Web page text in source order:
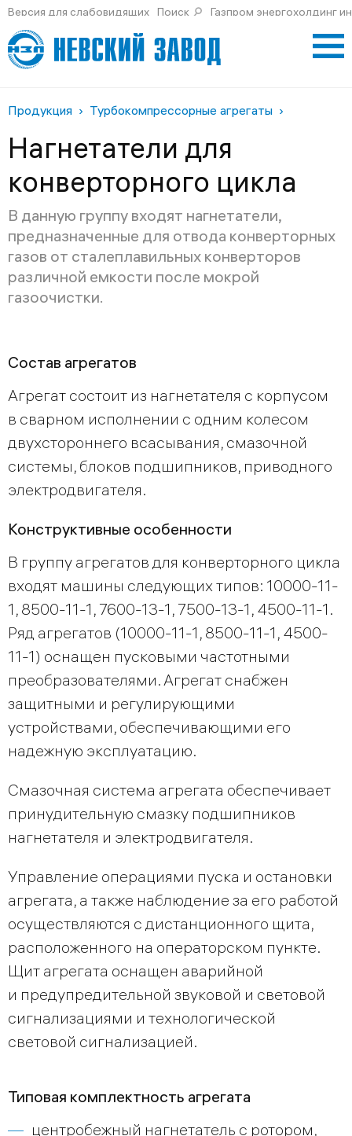
Версия для слабовидящих Поиск Газпром энергохолдинг
Продукция Турбокомпрессорные агрегаты
Нагнетатели для
конверторного цикла
В данную группу входят нагнетатели,
предназначенные для отвода конверторных
газов от сталеплавильных конверторов
различной емкости после мокрой
газоочистки.
Состав агрегатов
Агрегат состоит из нагнетателя с корпусом
в сварном исполнении с одним колесом
двухстороннего всасывания, смазочной
системы, блоков подшипников, приводного
электродвигателя.
Конструктивные особенности
В группу агрегатов для конверторного цикла
входят машины следующих типов: 10000-11-
1, 8500-11-1, 7600-13-1, 7500-13-1, 4500-11-1.
Ряд агрегатов (10000-11-1, 8500-11-1, 4500-
11-1) оснащен пусковыми частотными
преобразователями. Агрегат снабжен
защитными и регулирующими
устройствами, обеспечивающими его
надежную эксплуатацию.
Смазочная система агрегата обеспечивает
принудительную смазку подшипников
нагнетателя и электродвигателя.
Управление операциями пуска и остановки
агрегата, а также наблюдение за его работой
осуществляются с дистанционного щита,
расположенного на операторском пункте.
Щит агрегата оснащен аварийной
и предупредительной звуковой и световой
сигнализациями и технологической
световой сигнализацией.
Типовая комплектность агрегата
центробежный нагнетатель с ротором,